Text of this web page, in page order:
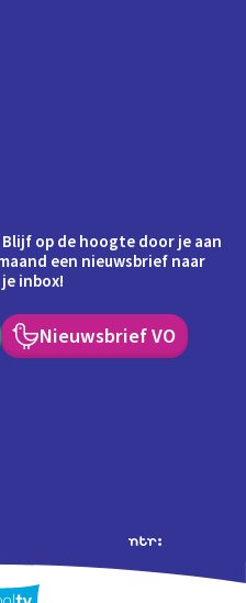
op de hoogte door je aan
een nieuwsbrief naar
inbox!
Nieuwsbrief VO